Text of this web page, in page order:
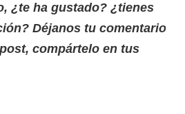
¿te ha gustado? ¿tienes
Déjanos tu comentario
compártelo en tus